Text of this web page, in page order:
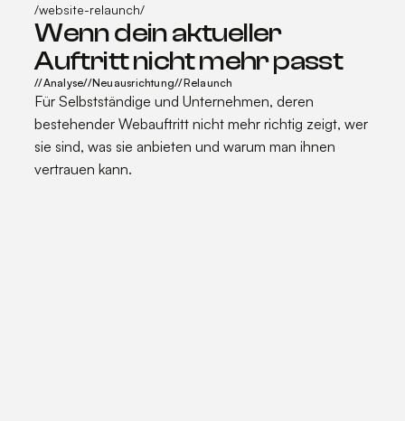
/website-relaunch/
Wenn dein aktueller
Auftritt nicht mehr passt
//Analyse//Neuausrichtung//Relaunch
Für Selbstständige und Unternehmen, deren
bestehender Webauftritt nicht mehr richtig zeigt, wer
sie sind, was sie anbieten und warum man ihnen
vertrauen kann.